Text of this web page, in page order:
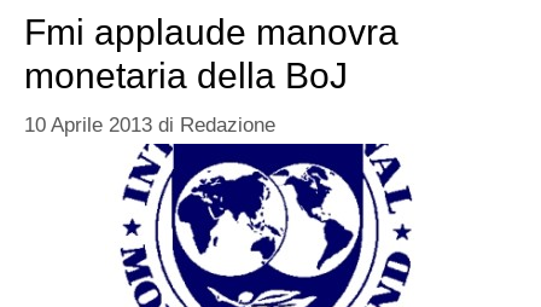
Fmi applaude manovra
monetaria della BoJ
10 Aprile 2013 di Redazione